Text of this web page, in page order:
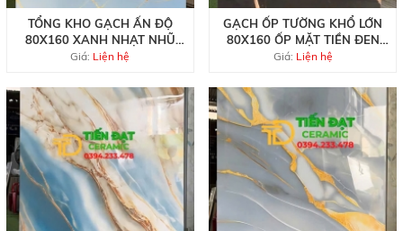
TỔNG KHO GẠCH ẤN ĐỘ
80X160 XANH NHẠT NHŨ
VÀNG TẠI QUẬN 8
Giá: Liện hệ
GẠCH ỐP TƯỜNG KHỔ LỚN
80X160 ỐP MẶT TIỀN ĐEN
ÁNH VÀNG
Giá: Liện hệ